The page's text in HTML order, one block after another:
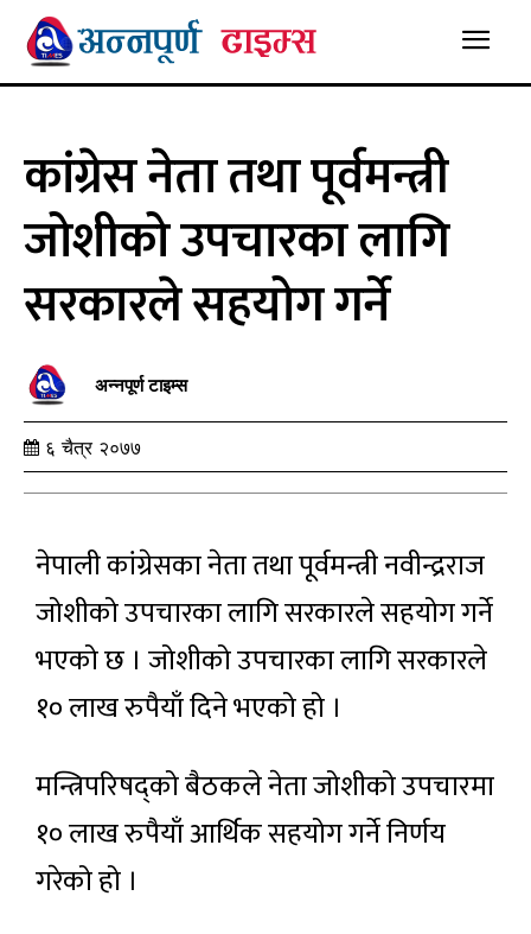
कांग्रेस नेता तथा पूर्वमन्त्री
जोशीको उपचारका लागि
सरकारले सहयोग गर्ने
अन्नपूर्ण टाइम्स
६ चैत्र २०७७
नेपाली कांग्रेसका नेता तथा पूर्वमन्त्री नवीन्द्रराज
जोशीको उपचारका लागि सरकारले सहयोग गर्ने
भएको छ । जोशीको उपचारका लागि सरकारले
१० लाख रुपैयाँ दिने भएको हो ।
मन्त्रिपरिषद्को बैठकले नेता जोशीको उपचारमा
१० लाख रुपैयाँ आर्थिक सहयोग गर्ने निर्णय
गरेको हो ।